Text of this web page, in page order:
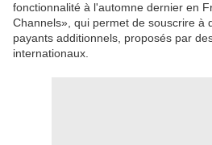
fonctionnalité à l'automne dernier en
Channels», qui permet de souscrire à
payants additionnels, proposés par
internationaux.